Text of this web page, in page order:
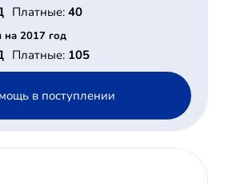
Платные: 40
2017 год
Платные: 105
в поступлении